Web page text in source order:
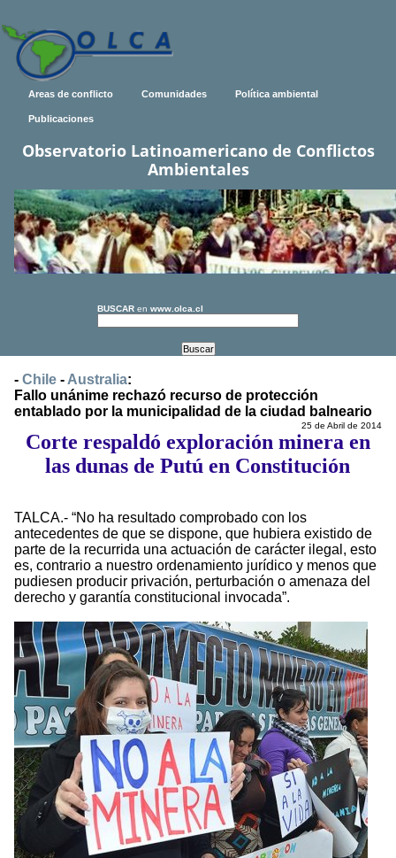
Areas de conflicto Comunidades Política ambiental
Publicaciones
Observatorio Latinoamericano de Conflictos
Ambientales
BUSCAR en www.olca.cl
- Chile - Australia:
Fallo unánime rechazó recurso de protección
entablado por la municipalidad de la ciudad balneario
25 de Abril de 2014
Corte respaldó exploración minera en
las dunas de Putú en Constitución
TALCA.- “No ha resultado comprobado con los
antecedentes de que se dispone, que hubiera existido de
parte de la recurrida una actuación de carácter ilegal, esto
es, contrario a nuestro ordenamiento jurídico y menos que
pudiesen producir privación, perturbación o amenaza del
derecho y garantía constitucional invocada”.